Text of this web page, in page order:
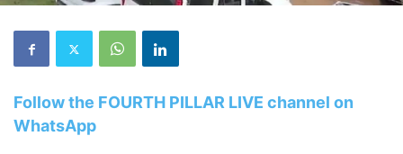
Follow the FOURTH PILLAR LIVE channel on
WhatsApp